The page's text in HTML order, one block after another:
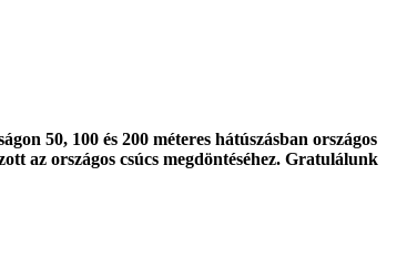
50, 100 és 200 méteres hátúszásban országos
az országos csúcs megdöntéséhez. Gratulálunk